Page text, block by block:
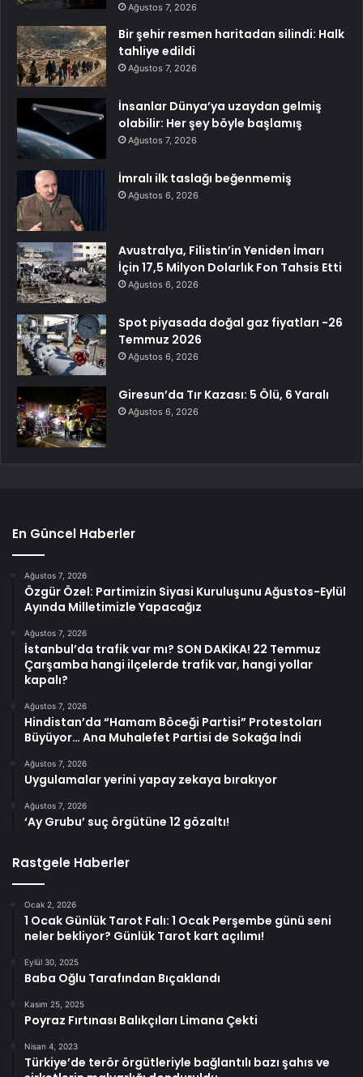
Ağustos 7, 2026
Bir şehir resmen haritadan silindi: Halk
tahliye edildi
Ağustos 7, 2026
İnsanlar Dünya’ya uzaydan gelmiş
olabilir: Her şey böyle başlamış
Ağustos 7, 2026
İmralı ilk taslağı beğenmemiş
Ağustos 6, 2026
Avustralya, Filistin’in Yeniden İmarı
İçin 17,5 Milyon Dolarlık Fon Tahsis Etti
Ağustos 6, 2026
Spot piyasada doğal gaz fiyatları -26
Temmuz 2026
Ağustos 6, 2026
Giresun’da Tır Kazası: 5 Ölü, 6 Yaralı
Ağustos 6, 2026
En Güncel Haberler
Ağustos 7, 2026
Özgür Özel: Partimizin Siyasi Kuruluşunu Ağustos-Eylül
Ayında Milletimizle Yapacağız
Ağustos 7, 2026
İstanbul’da trafik var mı? SON DAKİKA! 22 Temmuz
Çarşamba hangi ilçelerde trafik var, hangi yollar
kapalı?
Ağustos 7, 2026
Hindistan’da “Hamam Böceği Partisi” Protestoları
Büyüyor… Ana Muhalefet Partisi de Sokağa İndi
Ağustos 7, 2026
Uygulamalar yerini yapay zekaya bırakıyor
Ağustos 7, 2026
‘Ay Grubu’ suç örgütüne 12 gözaltı!
Rastgele Haberler
Ocak 2, 2026
1 Ocak Günlük Tarot Falı: 1 Ocak Perşembe günü seni
neler bekliyor? Günlük Tarot kart açılımı!
Eylül 30, 2025
Baba Oğlu Tarafından Bıçaklandı
Kasım 25, 2025
Poyraz Fırtınası Balıkçıları Limana Çekti
Nisan 4, 2023
Türkiye’de terör örgütleriyle bağlantılı bazı şahıs ve